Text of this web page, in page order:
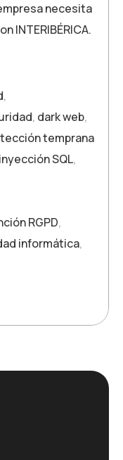
necesita
INTERIBÉRICA.
,
, dark web,
temprana
inyección SQL,
RGPD,
informática,